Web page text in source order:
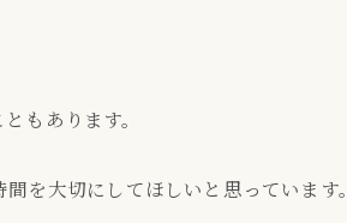
もあります。
を大切にしてほしいと思っています。